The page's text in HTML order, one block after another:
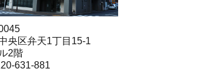
央区弁天1丁目15-1
2階
631-881